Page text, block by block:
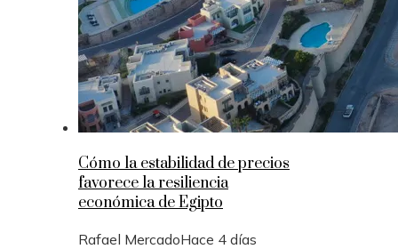
Cómo la estabilidad de precios
favorece la resiliencia
económica de Egipto
Rafael MercadoHace 4 días